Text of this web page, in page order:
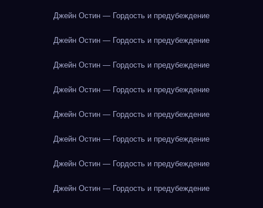
Джейн Остин — Гордость и предубеждение
Джейн Остин — Гордость и предубеждение
Джейн Остин — Гордость и предубеждение
Джейн Остин — Гордость и предубеждение
Джейн Остин — Гордость и предубеждение
Джейн Остин — Гордость и предубеждение
Джейн Остин — Гордость и предубеждение
Джейн Остин — Гордость и предубеждение